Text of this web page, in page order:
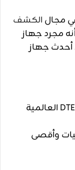
مجال الكشف
مجرد جهاز
جهاز
ولد من تعاون استثنائي بين شركة DTECH العالمية
وأقصى